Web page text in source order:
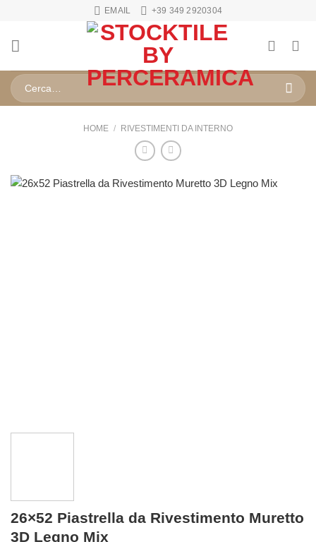
contenuti
EMAIL +39 349 2920304
Cerca:
HOME / RIVESTIMENTI DA INTERNO
26×52 Piastrella da Rivestimento Muretto
3D Legno Mix